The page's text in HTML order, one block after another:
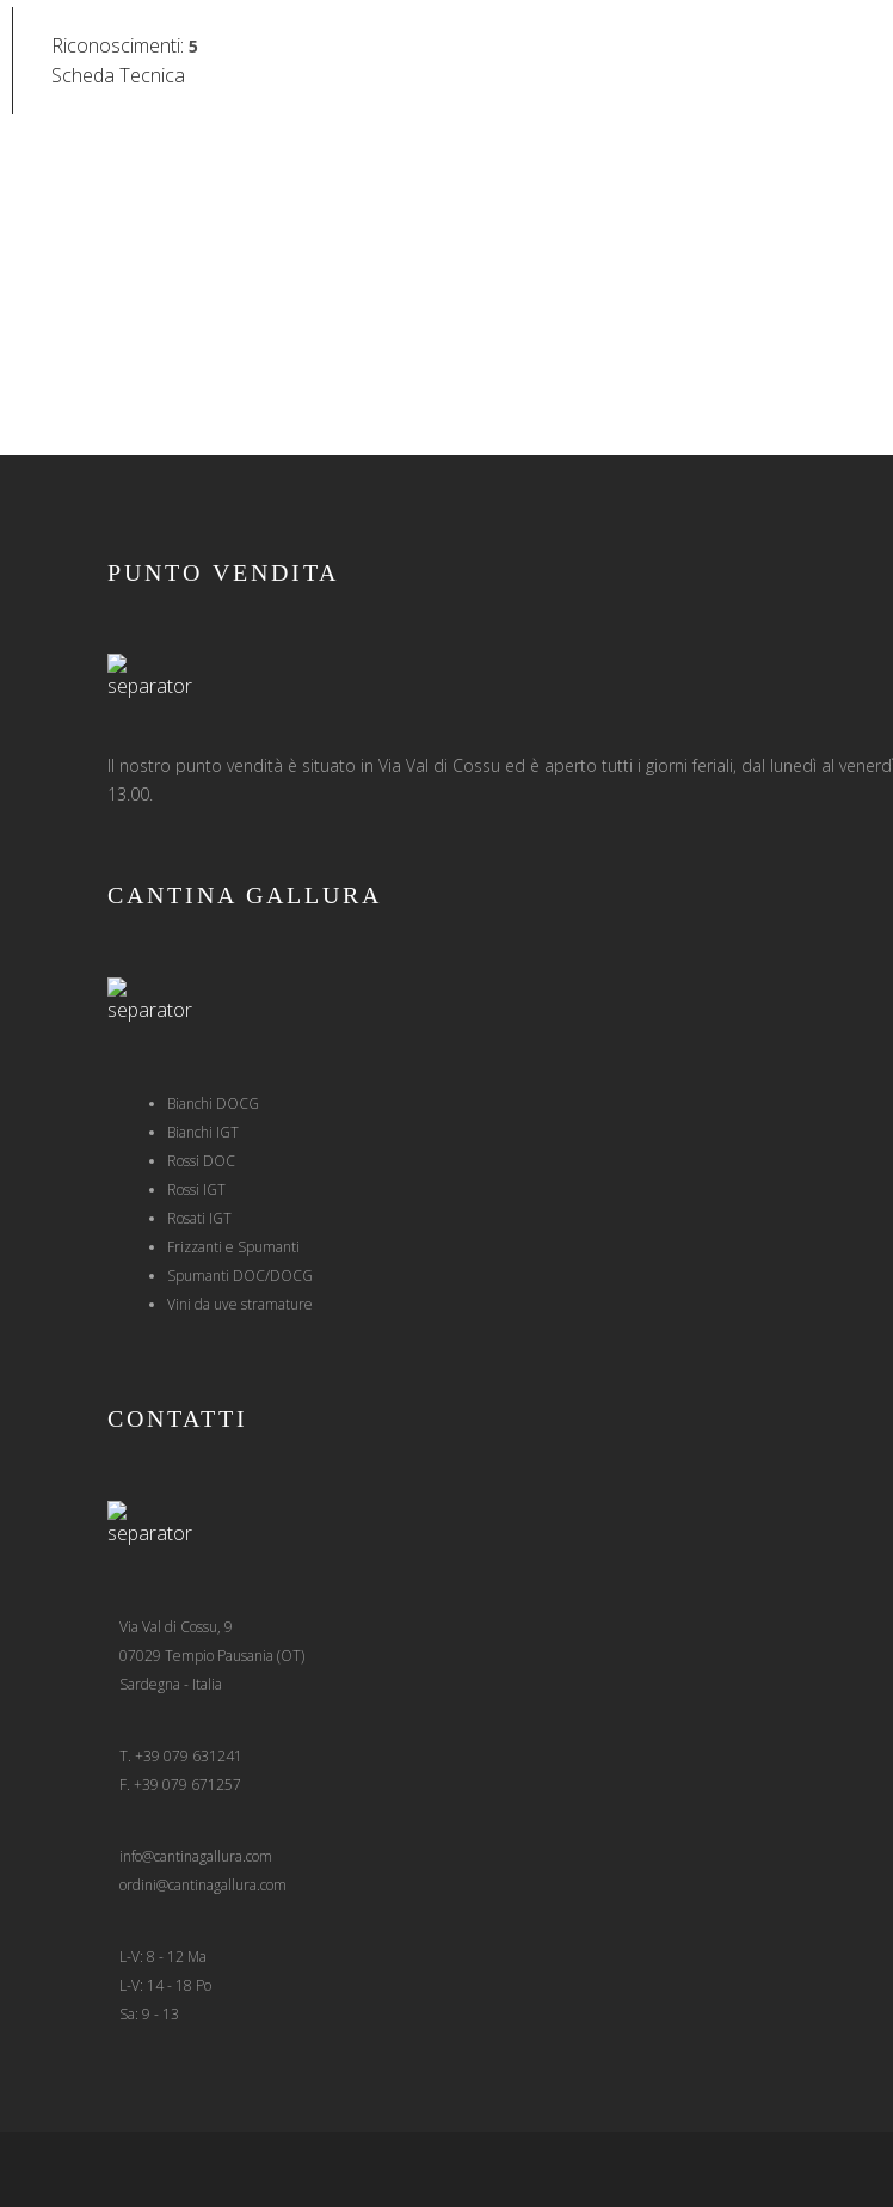
Riconoscimenti: 5
Scheda Tecnica
PUNTO VENDITA
Il nostro punto vendità è situato in Via Val di Cossu ed è aperto tutti i giorni feriali, dal lunedì al
13.00.
CANTINA GALLURA
Bianchi DOCG
Bianchi IGT
Rossi DOC
Rossi IGT
Rosati IGT
Frizzanti e Spumanti
Spumanti DOC/DOCG
Vini da uve stramature
CONTATTI
Via Val di Cossu, 9
07029 Tempio Pausania (OT)
Sardegna - Italia
T. +39 079 631241
F. +39 079 671257
info@cantinagallura.com
ordini@cantinagallura.com
L-V: 8 - 12 Ma
L-V: 14 - 18 Po
Sa: 9 - 13